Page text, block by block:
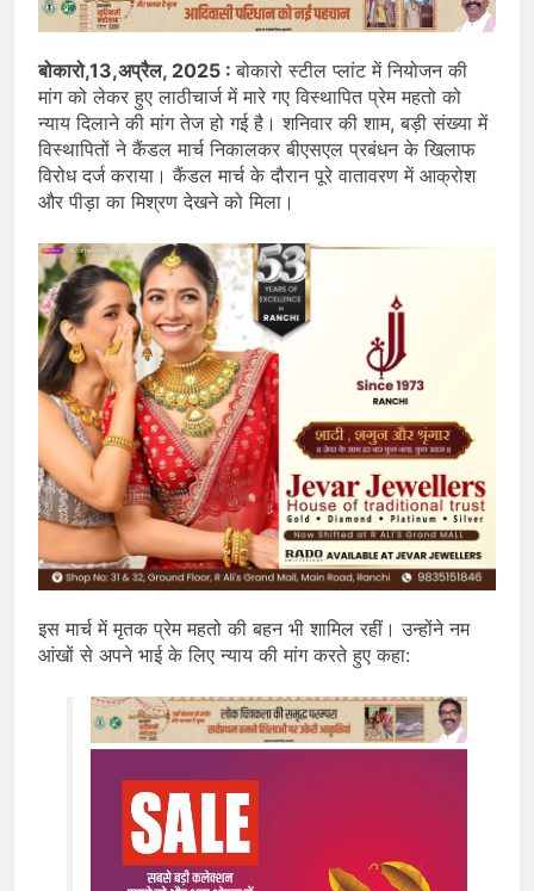
बोकारो,13,अप्रैल, 2025 :बोकारो स्टील प्लांट में नियोजन की
मांग को लेकर हुए लाठीचार्ज में मारे गए विस्थापित प्रेम महतो को
न्याय दिलाने की मांग तेज हो गई है। शनिवार की शाम, बड़ी संख्या में
विस्थापितों ने कैंडल मार्च निकालकर बीएसएल प्रबंधन के खिलाफ
विरोध दर्ज कराया। कैंडल मार्च के दौरान पूरे वातावरण में आक्रोश
और पीड़ा का मिश्रण देखने को मिला।
इस मार्च में मृतक प्रेम महतो की बहन भी शामिल रहीं। उन्होंने नम
आंखों से अपने भाई के लिए न्याय की मांग करते हुए कहा: